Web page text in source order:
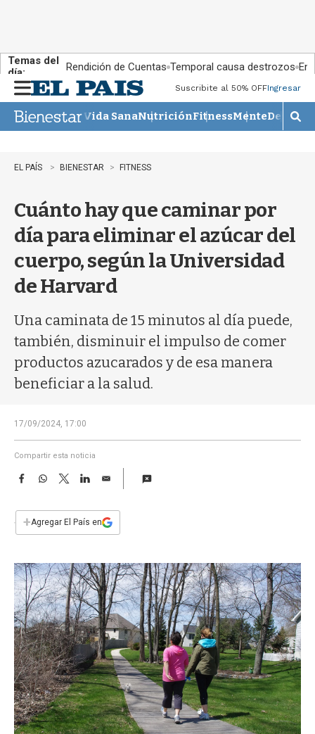
Temas del
día:
Rendición de Cuentas Temporal causa destrozos En
n
u
Suscribite al 50% OFFIngresar
Vida SanaNutriciónFitnessMente
M
o
EL PAÍS BIENESTAR FITNESS
Cuánto hay que caminar por
día para eliminar el azúcar del
cuerpo, según la Universidad
de Harvard
Una caminata de 15 minutos al día puede,
también, disminuir el impulso de comer
productos azucarados y de esa manera
beneficiar a la salud.
17/09/2024, 17:00
Compartir esta noticia
F
e
b
k
W
s
p
T
w
t
L
n
E
i
l
+Agregar El País en